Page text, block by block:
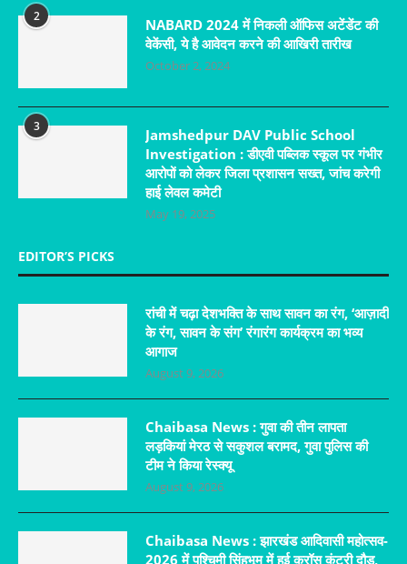
2
NABARD 2024 में निकली ऑफिस अटेंडेंट की
वेकेंसी, ये है आवेदन करने की आखिरी तारीख
October 2, 2024
3
Jamshedpur DAV Public School
Investigation : डीएवी पब्लिक स्कूल पर गंभीर
आरोपों को लेकर जिला प्रशासन सख्त, जांच करेगी
हाई लेवल कमेटी
May 19, 2025
EDITOR’S PICKS
रांची में चढ़ा देशभक्ति के साथ सावन का रंग, ‘आज़ादी
के रंग, सावन के संग’ रंगारंग कार्यक्रम का भव्य
आगाज
August 9, 2026
Chaibasa News : गुवा की तीन लापता
लड़कियां मेरठ से सकुशल बरामद, गुवा पुलिस की
टीम ने किया रेस्क्यू
August 9, 2026
Chaibasa News : झारखंड आदिवासी महोत्सव-
2026 में पश्चिमी सिंहभूम में हुई क्रॉस कंट्री दौड़,